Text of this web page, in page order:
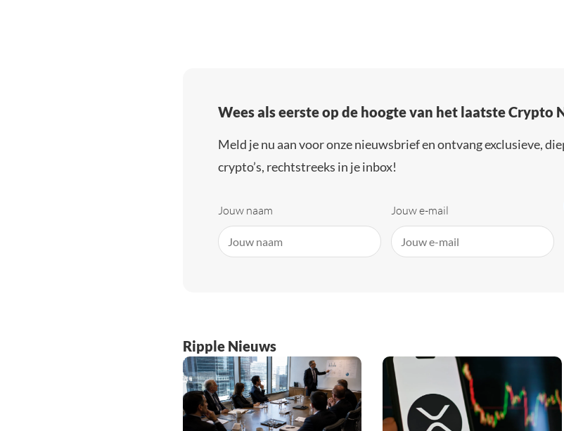
Wees als eerste op de hoogte van het laatste Crypto
Meld je nu aan voor onze nieuwsbrief en ontvang exclusieve,
crypto’s, rechtstreeks in je inbox!
Jouw naam Jouw e-mail
Ripple Nieuws